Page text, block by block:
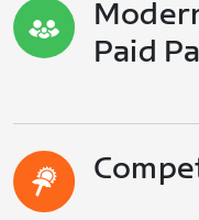
Paid